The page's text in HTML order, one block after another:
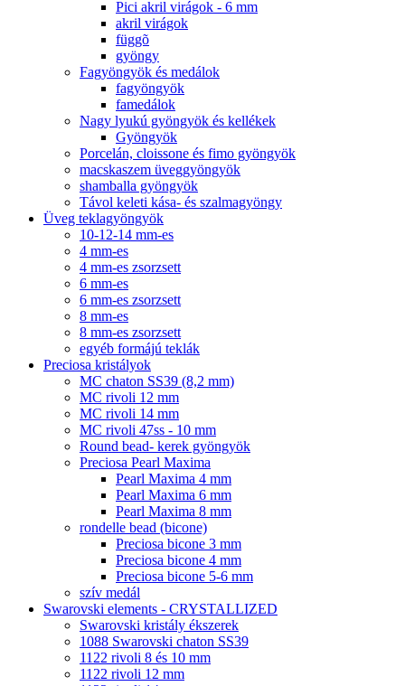
Pici akril virágok - 6 mm
akril virágok
függõ
gyöngy
Fagyöngyök és medálok
fagyöngyök
famedálok
Nagy lyukú gyöngyök és kellékek
Gyöngyök
Porcelán, cloissone és fimo gyöngyök
macskaszem üveggyöngyök
shamballa gyöngyök
Távol keleti kása- és szalmagyöngy
Üveg teklagyöngyök
10-12-14 mm-es
4 mm-es
4 mm-es zsorzsett
6 mm-es
6 mm-es zsorzsett
8 mm-es
8 mm-es zsorzsett
egyéb formájú teklák
Preciosa kristályok
MC chaton SS39 (8,2 mm)
MC rivoli 12 mm
MC rivoli 14 mm
MC rivoli 47ss - 10 mm
Round bead- kerek gyöngyök
Preciosa Pearl Maxima
Pearl Maxima 4 mm
Pearl Maxima 6 mm
Pearl Maxima 8 mm
rondelle bead (bicone)
Preciosa bicone 3 mm
Preciosa bicone 4 mm
Preciosa bicone 5-6 mm
szív medál
Swarovski elements - CRYSTALLIZED
Swarovski kristály ékszerek
1088 Swarovski chaton SS39
1122 rivoli 8 és 10 mm
1122 rivoli 12 mm